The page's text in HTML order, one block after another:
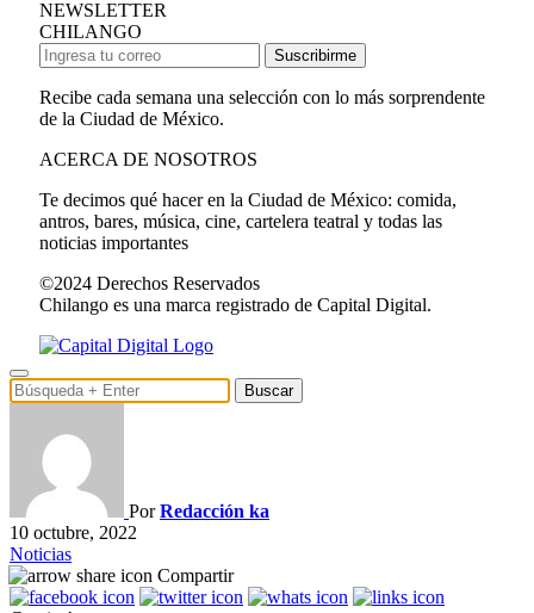
NEWSLETTER
CHILANGO
Suscribirme
Recibe cada semana una selección con lo más sorprendente
de la Ciudad de México.
ACERCA DE NOSOTROS
Te decimos qué hacer en la Ciudad de México: comida,
antros, bares, música, cine, cartelera teatral y todas las
noticias importantes
©2024 Derechos Reservados
Chilango es una marca registrado de Capital Digital.
Buscar
PorRedacción ka
10 octubre, 2022
Noticias
Compartir